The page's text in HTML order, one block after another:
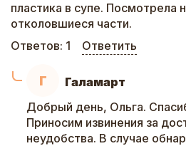
пластика в супе. Посмотрела
отколовшиеся части.
Ответов: 1 Ответить
Г Галамарт
Добрый день, Ольга.
Приносим извинения за
неудобства. В случае